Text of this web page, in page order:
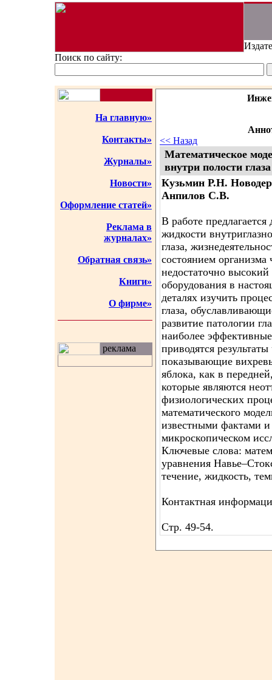
Поиск по сайту:
На главную»
Контакты»
Журналы»
Новости»
Оформление статей»
Реклама в
журналах»
Обратная связь»
Книги»
О фирме»
реклама
<< Назад
Математическое
внутри полости глаза
Кузьмин Р.Н.
Анпилов С.В.
В работе
жидкости
глаза,
состоянием
недостаточно
оборудования в
деталях изучить
глаза,
развитие патологии
наиболее
приводятся
показывающие
яблока, как в
которые являются
физиологических
математического
известными фактами
микроскопическом
Ключевые слова:
уравнения
течение, жидкость,
Контактная
Стр. 49-54.